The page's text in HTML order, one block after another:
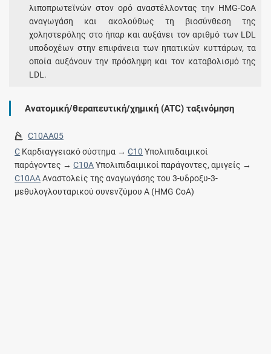
λιποπρωτεϊνών στον ορό αναστέλλοντας την HMG-CoA
αναγωγάση και ακολούθως τη βιοσύνθεση της
χοληστερόλης στο ήπαρ και αυξάνει τον αριθμό των LDL
υποδοχέων στην επιφάνεια των ηπατικών κυττάρων, τα
οποία αυξάνουν την πρόσληψη και τον καταβολισμό της
LDL.
Ανατομική/θεραπευτική/χημική (ATC) ταξινόμηση
C10AA05
C Καρδιαγγειακό σύστημα →C10 Υπολιπιδαιμικοί
παράγοντες →C10AΥπολιπιδαιμικοί παράγοντες, αμιγείς →
C10AAΑναστολείς της αναγωγάσης του 3-υδροξυ-3-
μεθυλογλουταρικού συνενζύμου Α (HMG CoA)